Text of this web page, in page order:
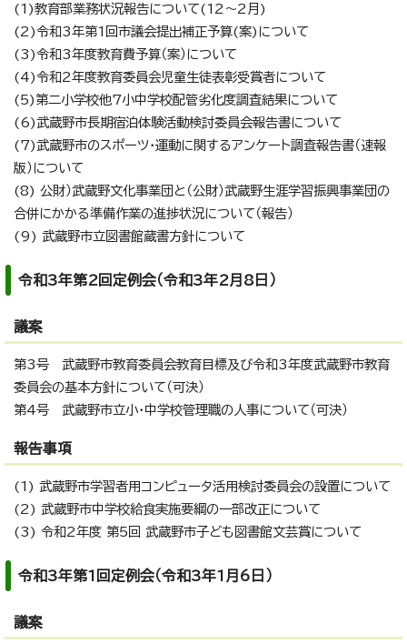
(1)教育部業務状況報告について(12～2月)
(2)令和3年第1回市議会提出補正予算(案)について
(3)令和3年度教育費予算（案）について
(4)令和2年度教育委員会児童生徒表彰受賞者について
(5)第二小学校他7小中学校配管劣化度調査結果について
(6)武蔵野市長期宿泊体験活動検討委員会報告書について
(7)武蔵野市のスポーツ・運動に関するアンケート調査報告書（速報
版）について
(8) 公財）武蔵野文化事業団と（公財）武蔵野生涯学習振興事業団の
合併にかかる準備作業の進捗状況について（報告）
(9) 武蔵野市立図書館蔵書方針について
令和3年第2回定例会（令和3年2月8日）
議案
第3号 武蔵野市教育委員会教育目標及び令和3年度武蔵野市教育
委員会の基本方針について（可決）
第4号 武蔵野市立小・中学校管理職の人事について（可決）
報告事項
(1) 武蔵野市学習者用コンピュータ活用検討委員会の設置について
(2) 武蔵野市中学校給食実施要綱の一部改正について
(3) 令和2年度 第5回 武蔵野市子ども図書館文芸賞について
令和3年第1回定例会（令和3年1月6日）
議案